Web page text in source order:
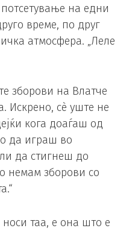
на едни
време, по друг
атмосфера. „Леле
зборови на Влатче
Искрено, сè уште не
кога доаѓаш од
да играш во
да стигнеш до
немам зборови со
носи таа, е она што е